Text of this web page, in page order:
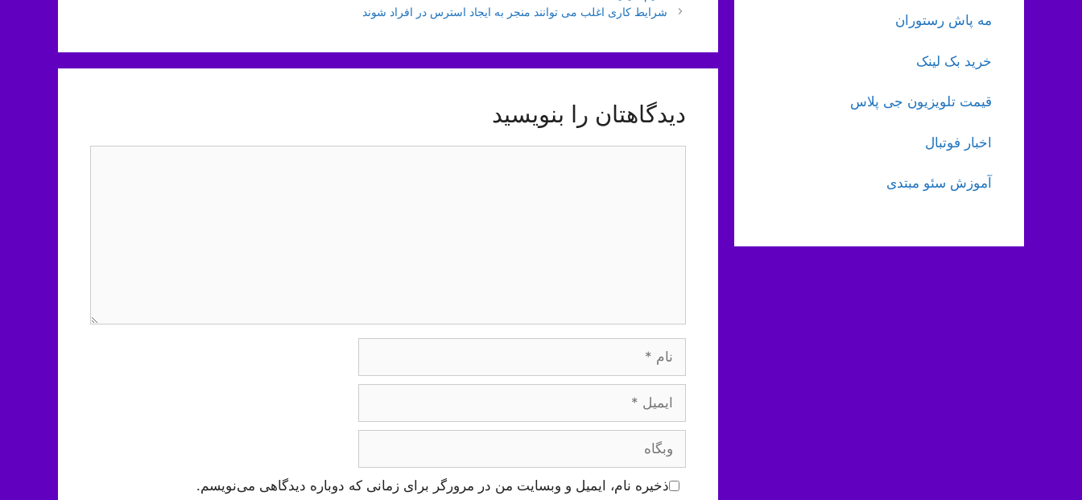
نوشته‌هاشرایط کاری اغلب می توانند منجر به ایجاد استرس در افراد شوند
دیدگاهتان را بنویسید
وبگاه
ذخیره نام، ایمیل و وبسایت من در مرورگر برای زمانی که دوباره دیدگاهی می‌نویسم.
مه پاش رستوران
خرید بک لینک
قیمت تلویزیون جی پلاس
اخبار فوتبال
آموزش سئو مبتدی